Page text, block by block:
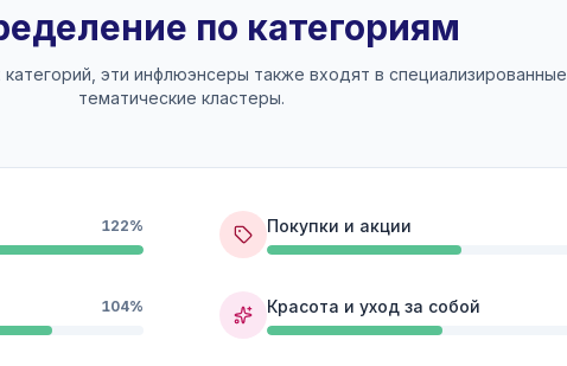
по категориям
эти инфлюэнсеры также входят в специализированные
тематические кластеры.
122%
104%
Покупки и акции
Красота и уход за собой